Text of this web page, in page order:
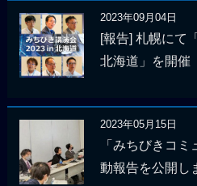
2023年09月04日
[報告] 札幌にて
北海道」を開催
2023年05月15日
「みちびきコ
動報告を公開し